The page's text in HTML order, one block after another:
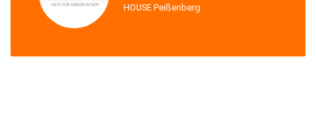
HOUSE Peißenberg